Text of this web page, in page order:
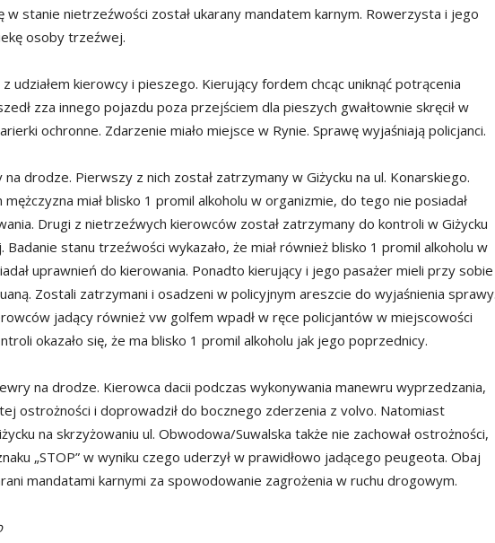
stanie nietrzeźwości został ukarany mandatem karnym. Rowerzysta i jego
osoby trzeźwej.
udziałem kierowcy i pieszego. Kierujący fordem chcąc uniknąć potrącenia
zza innego pojazdu poza przejściem dla pieszych gwałtownie skręcił w
ochronne. Zdarzenie miało miejsce w Rynie. Sprawę wyjaśniają policjanci.
drodze. Pierwszy z nich został zatrzymany w Giżycku na ul. Konarskiego.
miał blisko 1 promil alkoholu w organizmie, do tego nie posiadał
Drugi z nietrzeźwych kierowców został zatrzymany do kontroli w Giżycku
Badanie stanu trzeźwości wykazało, że miał również blisko 1 promil alkoholu w
uprawnień do kierowania. Ponadto kierujący i jego pasażer mieli przy sobie
Zostali zatrzymani i osadzeni w policyjnym areszcie do wyjaśnienia sprawy.
jadący również vw golfem wpadł w ręce policjantów w miejscowości
okazało się, że ma blisko 1 promil alkoholu jak jego poprzednicy.
na drodze. Kierowca dacii podczas wykonywania manewru wyprzedzania,
ostrożności i doprowadził do bocznego zderzenia z volvo. Natomiast
na skrzyżowaniu ul. Obwodowa/Suwalska także nie zachował ostrożności,
„STOP” w wyniku czego uderzył w prawidłowo jadącego peugeota. Obaj
mandatami karnymi za spowodowanie zagrożenia w ruchu drogowym.